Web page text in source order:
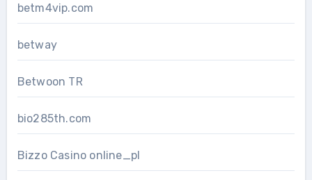
betm4vip.com
betway
Betwoon TR
bio285th.com
Bizzo Casino online_pl